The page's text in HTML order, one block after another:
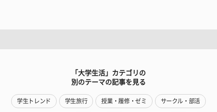
「大学生活」カテゴリの
別のテーマの記事を見る
学生トレンド 学生旅行 授業・履修・ゼミ サークル・部活